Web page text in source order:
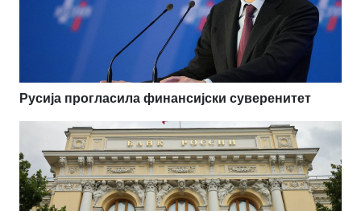
Русија прогласила финансијски суверенитет